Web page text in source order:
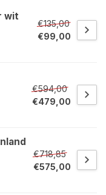
wit
€135,00
€99,00
€594,00
€479,00
€718,85
€575,00